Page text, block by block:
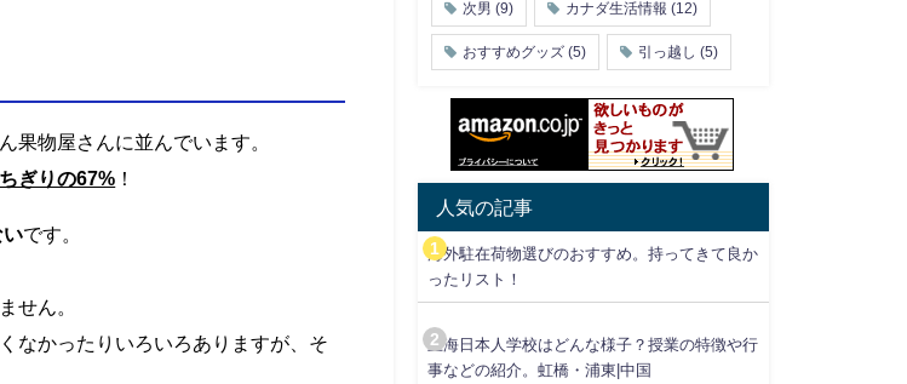
果物屋さんに並んでいます。
ぎりの67% ！
いです。
せん。
なかったりいろいろありますが、そ
次男 (9) カナダ生活情報 (12)
おすすめグッズ(5) 引っ越し (5)
人気の記事
海外駐在荷物選びのおすすめ。持ってきて良か
ったリスト！
上海日本人学校はどんな様子？授業の特徴や行
事などの紹介。虹橋・浦東|中国